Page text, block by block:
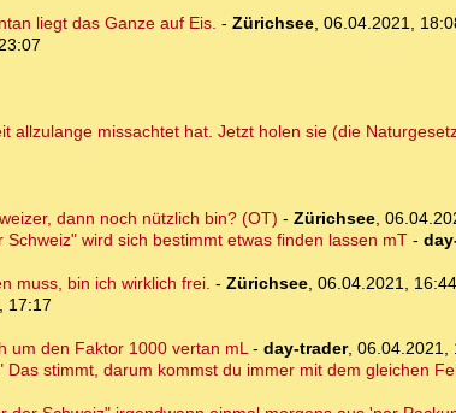
liegt das Ganze auf Eis. - Zürichsee, 06.04.2021,
missachtet hat. Jetzt holen sie (die
dann noch nützlich bin? (OT) - Zürichsee,
wird sich bestimmt etwas finden lassen mT-
muss, bin ich wirklich frei. - Zürichsee, 06.04.2021, 16:44
17:17
um den Faktor 1000 vertan mL- day-trader, 06.04.2021,
stimmt, darum kommst du immer mit dem gleichen